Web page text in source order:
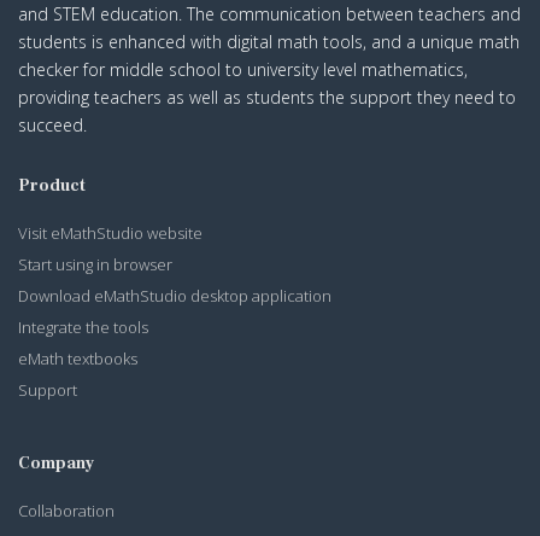
and STEM education. The communication between teachers and
students is enhanced with digital math tools, and a unique math
checker for middle school to university level mathematics,
providing teachers as well as students the support they need to
succeed.
Product
Visit eMathStudio website
Start using in browser
Download eMathStudio desktop application
Integrate the tools
eMath textbooks
Support
Company
Collaboration